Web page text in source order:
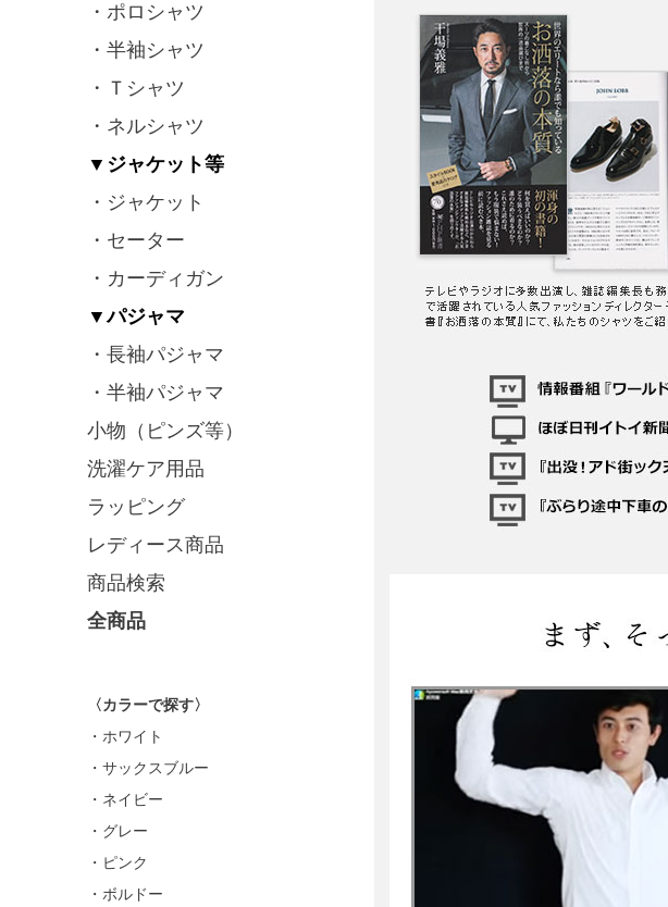
・ポロシャツ
・半袖シャツ
・Ｔシャツ
・ネルシャツ
▼ジャケット等
・ジャケット
・セーター
・カーディガン
▼パジャマ
・長袖パジャマ
・半袖パジャマ
小物（ピンズ等）
洗濯ケア用品
ラッピング
レディース商品
商品検索
全商品
〈カラーで探す〉
・ホワイト
・サックスブルー
・ネイビー
・グレー
・ピンク
・ボルドー